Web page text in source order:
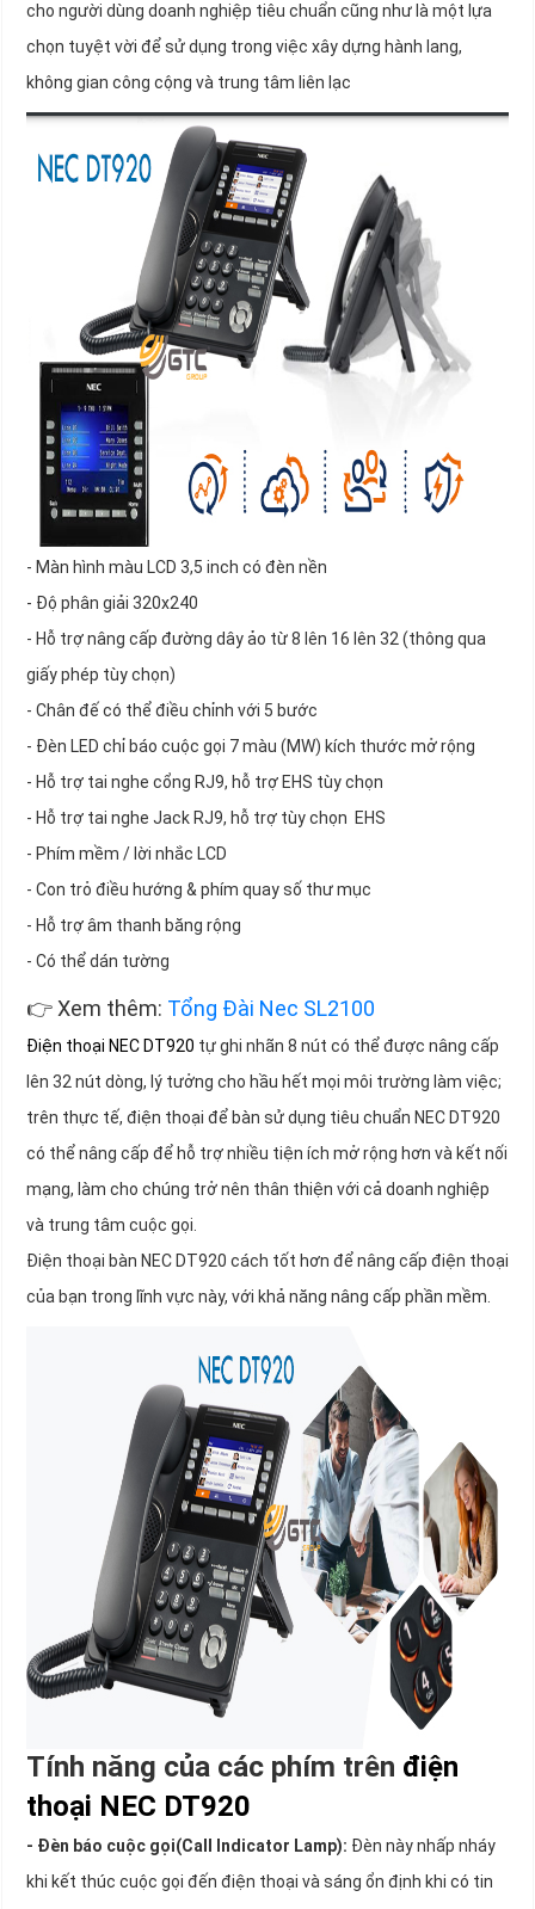
cho người dùng doanh nghiệp tiêu chuẩn cũng như là một lựa
chọn tuyệt vời để sử dụng trong việc xây dựng hành lang,
không gian công cộng và trung tâm liên lạc
- Màn hình màu LCD 3,5 inch có đèn nền
- Độ phân giải 320x240
- Hỗ trợ nâng cấp đường dây ảo từ 8 lên 16 lên 32 (thông qua
giấy phép tùy chọn)
- Chân đế có thể điều chỉnh với 5 bước
- Đèn LED chỉ báo cuộc gọi 7 màu (MW) kích thước mở rộng
- Hỗ trợ tai nghe cổng RJ9, hỗ trợ EHS tùy chọn
- Hỗ trợ tai nghe Jack RJ9, hỗ trợ tùy chọn EHS
- Phím mềm / lời nhắc LCD
- Con trỏ điều hướng & phím quay số thư mục
- Hỗ trợ âm thanh băng rộng
- Có thể dán tường
👉 Xem thêm: Tổng Đài Nec SL2100
Điện thoại NEC DT920 tự ghi nhãn 8 nút có thể được nâng cấp
lên 32 nút dòng, lý tưởng cho hầu hết mọi môi trường làm việc;
trên thực tế, điện thoại để bàn sử dụng tiêu chuẩn NEC DT920
có thể nâng cấp để hỗ trợ nhiều tiện ích mở rộng hơn và kết nối
mạng, làm cho chúng trở nên thân thiện với cả doanh nghiệp
và trung tâm cuộc gọi.
Điện thoại bàn NEC DT920 cách tốt hơn để nâng cấp điện thoại
của bạn trong lĩnh vực này, với khả năng nâng cấp phần mềm.
Tính năng của các phím trên điện
thoại NEC DT920
- Đèn báo cuộc gọi(Call Indicator Lamp): Đèn này nhấp nháy
khi kết thúc cuộc gọi đến điện thoại và sáng ổn định khi có tin